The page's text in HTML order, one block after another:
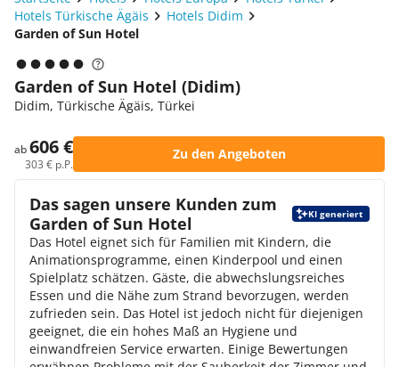
Hotels Türkische Ägäis
Hotels Didim
Garden of Sun Hotel
Garden of Sun Hotel (Didim)
Didim, Türkische Ägäis, Türkei
ab606 €
303 € p.P.
Zu den Angeboten
Das sagen unsere Kunden zum
Garden of Sun Hotel
KI generiert
Das Hotel eignet sich für Familien mit Kindern, die
Animationsprogramme, einen Kinderpool und einen
Spielplatz schätzen. Gäste, die abwechslungsreiches
Essen und die Nähe zum Strand bevorzugen, werden
zufrieden sein. Das Hotel ist jedoch nicht für diejenigen
geeignet, die ein hohes Maß an Hygiene und
einwandfreien Service erwarten. Einige Bewertungen